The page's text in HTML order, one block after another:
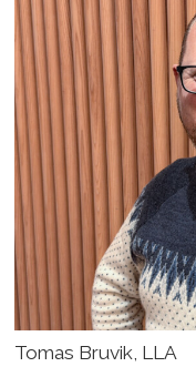
Tomas Bruvik, LLA